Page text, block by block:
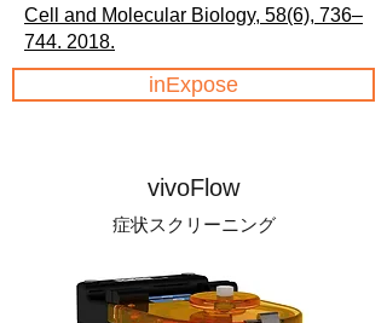
Cell and Molecular Biology, 58(6), 736–
744. 2018.
inExpose
vivoFlow
症状スクリーニング